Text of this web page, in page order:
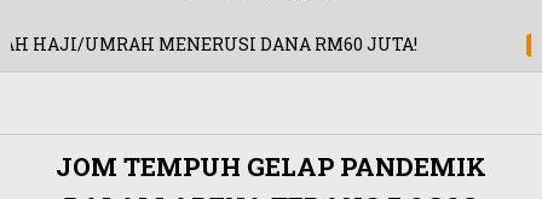
DANA RM60 JUTA! 30/07/2026 PRODUK
JOM TEMPUH GELAP PANDEMIK